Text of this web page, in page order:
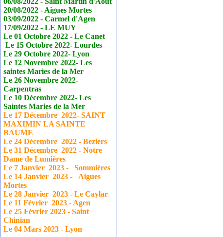
20/08/2022 - Aigues Mortes
03/09/2022 - Carmel d'Agen
17/09/2022 - LE MUY
Le 01 Octobre 2022 - LeCanet
Le 15 Octobre 2022- Lourdes
Le 29 Octobre 2022- Lyon
Le 12 Novembre 2022- Les
saintes Maries de la Mer
Le 26 Novembre 2022-
Carpentras
Le 10 Décembre 2022- Les
Saintes Maries de la Mer
Le 17Décembre 2022- SAINT
MAXIMIN LA SAINTE
BAUME
Le 24Décembre 2022 - Beziers
Le 31Décembre 2022 - Notre
Dame de Lumières
Le 7 Janvier 2023 - Sommières
Le 14 Janvier 2023 - Aigues
Mortes
Le 28 Janvier 2023 - Le Caylar
Le 11 Février 2023 - Agen
Le 25 Février 2023 - Saint
Chinian
Le 04 Mars 2023 - Lyon